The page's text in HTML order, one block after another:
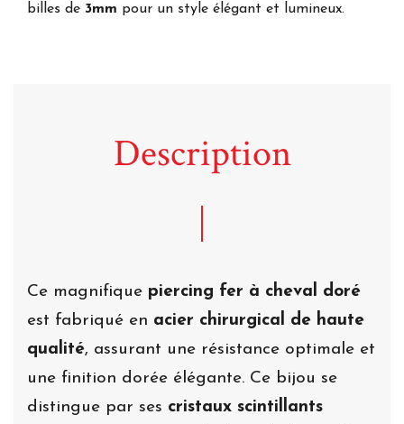
billes de 3mm pour un style élégant et lumineux.
Description
Ce magnifique piercing fer à cheval doré
est fabriqué en acier chirurgical de haute
qualité, assurant une résistance optimale et
une finition dorée élégante. Ce bijou se
distingue par ses cristaux scintillants